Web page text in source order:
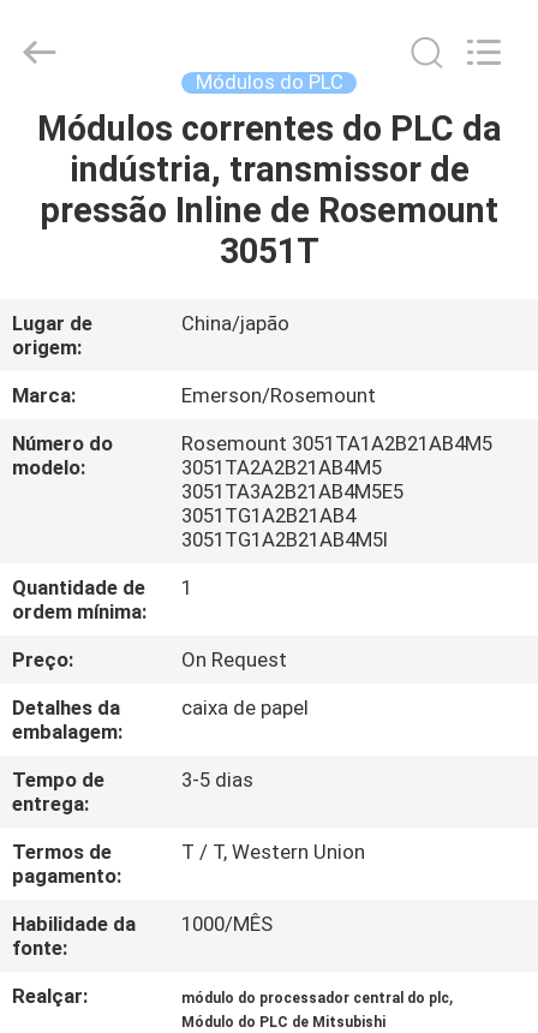
CASA
PRODUTOS
NÓS
EXCURSÃO
DA
FÁBRICA
DA
CONTACTE-
UMAS
CITAÇÕES
MAPA
Electronic
Limited.
Módulos do PLC
Módulos correntes do PLC da
indústria, transmissor de
pressão Inline de Rosemount
3051T
Lugar de
origem:
China/japão
Marca:
Emerson/Rosemount
Número do
modelo:
Rosemount 3051TA1A2B21AB4M5
3051TA2A2B21AB4M5
3051TA3A2B21AB4M5E5
3051TG1A2B21AB4
3051TG1A2B21AB4M5I
Quantidade de
ordem mínima:
1
Preço:
On Request
Detalhes da
embalagem:
caixa de papel
Tempo de
entrega:
3-5 dias
Termos de
pagamento:
T / T, Western Union
Habilidade da
fonte:
1000/MÊS
Realçar: módulo do processador central do plc,
Módulo do PLC de Mitsubishi